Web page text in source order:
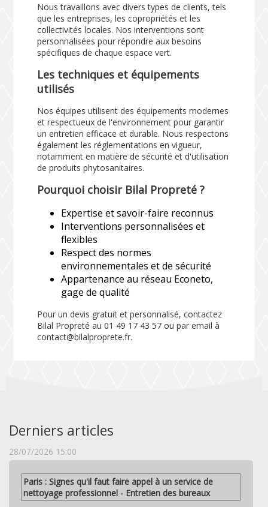
Nous travaillons avec divers types de clients, tels
que les entreprises, les copropriétés et les
collectivités locales. Nos interventions sont
personnalisées pour répondre aux besoins
spécifiques de chaque espace vert.
Les techniques et équipements
utilisés
Nos équipes utilisent des équipements modernes
et respectueux de l'environnement pour garantir
un entretien efficace et durable. Nous respectons
également les réglementations en vigueur,
notamment en matière de sécurité et d'utilisation
de produits phytosanitaires.
Pourquoi choisir Bilal Propreté ?
Expertise et savoir-faire reconnus
Interventions personnalisées et
flexibles
Respect des normes
environnementales et de sécurité
Appartenance au réseau Econeto,
gage de qualité
Pour un devis gratuit et personnalisé, contactez
Bilal Propreté au 01 49 17 43 57 ou par email à
contact@bilalproprete.fr.
Derniers articles
28/07/2026 15:00
Paris : Signes qu'il faut faire appel à un service de
nettoyage professionnel - Entretien des bureaux